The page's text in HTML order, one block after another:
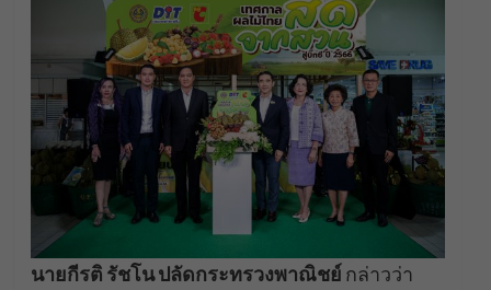
นายกีรติ รัชโน ปลัดกระทรวงพาณิชย์กล่าวว่า